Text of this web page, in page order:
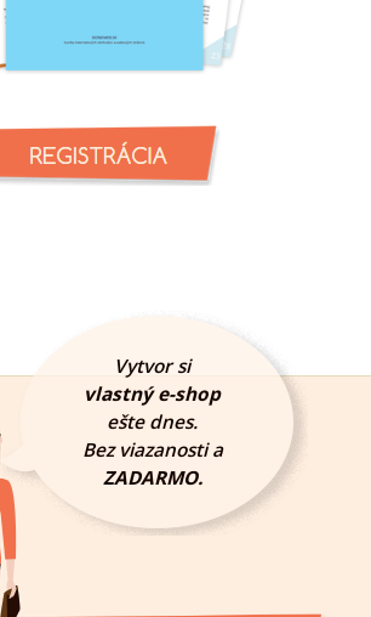
Vytvor si
vlastný e-shop
ešte dnes.
Bez viazanosti a
ZADARMO.